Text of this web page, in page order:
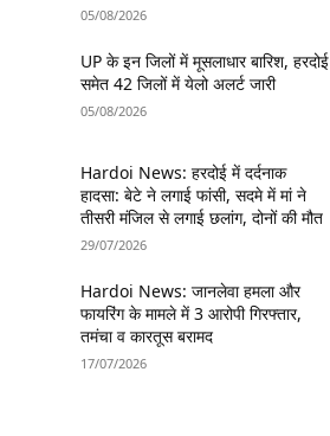
05/08/2026
UP के इन जिलों में मूसलाधार बारिश, हरदोई
समेत 42 जिलों में येलो अलर्ट जारी
05/08/2026
Hardoi News: हरदोई में दर्दनाक
हादसा: बेटे ने लगाई फांसी, सदमे में मां ने
तीसरी मंजिल से लगाई छलांग, दोनों की मौत
29/07/2026
Hardoi News: जानलेवा हमला और
फायरिंग के मामले में 3 आरोपी गिरफ्तार,
तमंचा व कारतूस बरामद
17/07/2026